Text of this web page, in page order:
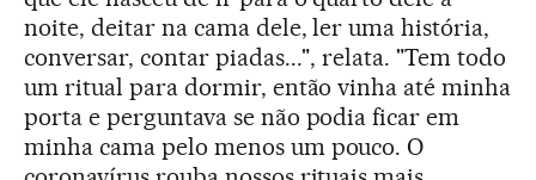
noite, deitar na cama dele, ler uma história,
conversar, contar piadas...", relata. "Tem todo
um ritual para dormir, então vinha até minha
porta e perguntava se não podia ficar em
minha cama pelo menos um pouco. O